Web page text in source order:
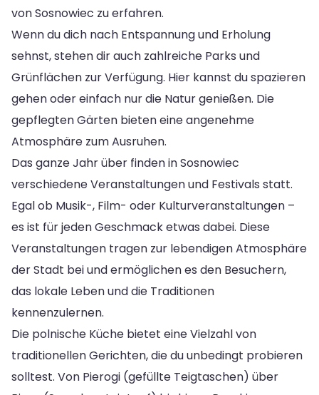
von Sosnowiec zu erfahren.
Wenn du dich nach Entspannung und Erholung
sehnst, stehen dir auch zahlreiche Parks und
Grünflächen zur Verfügung. Hier kannst du spazieren
gehen oder einfach nur die Natur genießen. Die
gepflegten Gärten bieten eine angenehme
Atmosphäre zum Ausruhen.
Das ganze Jahr über finden in Sosnowiec
verschiedene Veranstaltungen und Festivals statt.
Egal ob Musik-, Film- oder Kulturveranstaltungen –
es ist für jeden Geschmack etwas dabei. Diese
Veranstaltungen tragen zur lebendigen Atmosphäre
der Stadt bei und ermöglichen es den Besuchern,
das lokale Leben und die Traditionen
kennenzulernen.
Die polnische Küche bietet eine Vielzahl von
traditionellen Gerichten, die du unbedingt probieren
solltest. Von Pierogi (gefüllte Teigtaschen) über